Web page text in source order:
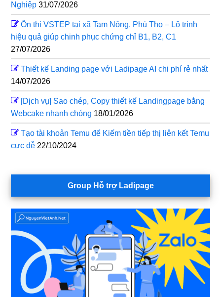
Nghiệp 31/07/2026
Ôn thi VSTEP tại xã Tam Nông, Phú Thọ – Lộ trình
hiệu quả giúp chinh phục chứng chỉ B1, B2, C1
27/07/2026
Thiết kế Landing page với Ladipage AI chi phí rẻ nhất
14/07/2026
[Dịch vụ] Sao chép, Copy thiết kế Landingpage bằng
Webcake nhanh chóng 18/01/2026
Tạo tài khoản Temu để Kiếm tiền tiếp thị liên kết Temu
cực dễ 22/10/2024
Group Hỗ trợ Ladipage